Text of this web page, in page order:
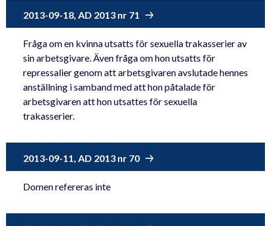
2013-09-18, AD 2013 nr 71
Fråga om en kvinna utsatts för sexuella trakasserier av
sin arbetsgivare. Även fråga om hon utsatts för
repressalier genom att arbetsgivaren avslutade hennes
anställning i samband med att hon påtalade för
arbetsgivaren att hon utsattes för sexuella
trakasserier.
2013-09-11, AD 2013 nr 70
Domen refereras inte